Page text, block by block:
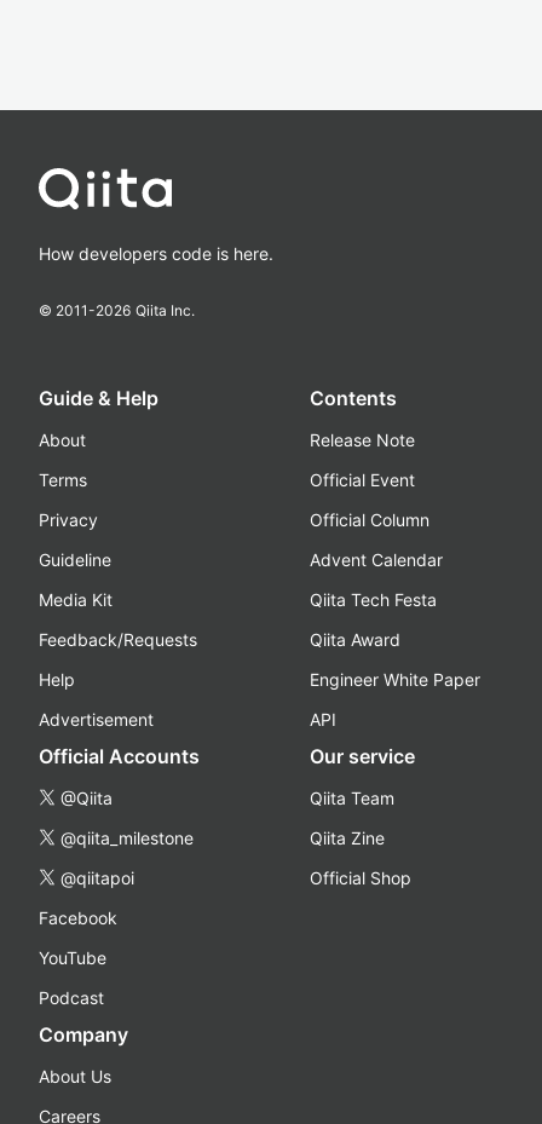
How developers code is here.
© 2011-2026 Qiita Inc.
Guide & Help
About
Terms
Privacy
Guideline
Media Kit
Feedback/Requests
Help
Advertisement
Contents
Release Note
Official Event
Official Column
Advent Calendar
Qiita Tech Festa
Qiita Award
Engineer White Paper
API
Official Accounts
@Qiita
@qiita_milestone
@qiitapoi
Facebook
YouTube
Podcast
Our service
Qiita Team
Qiita Zine
Official Shop
Company
About Us
Careers